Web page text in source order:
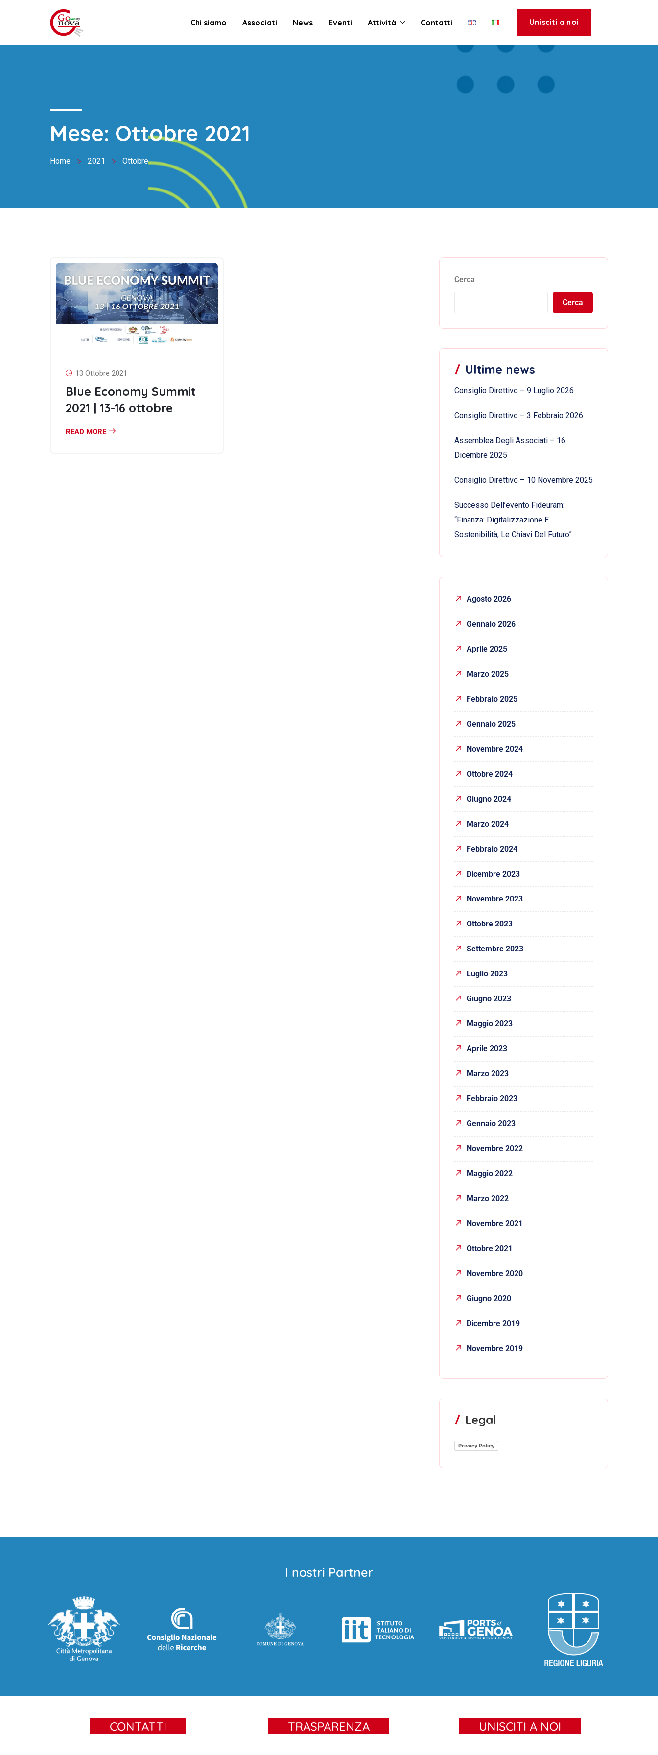
Chi siamo Associati News Eventi Attività Contatti Unisciti a noi
Mese: Ottobre 2021
Home 2021 Ottobre
13 Ottobre 2021
Blue Economy Summit
2021 | 13-16 ottobre
READ MORE
Cerca
Cerca
Ultime news
Consiglio Direttivo – 9 Luglio 2026
Consiglio Direttivo – 3 Febbraio 2026
Assemblea Degli Associati – 16
Dicembre 2025
Consiglio Direttivo – 10 Novembre 2025
Successo Dell’evento Fideuram:
“Finanza: Digitalizzazione E
Sostenibilità, Le Chiavi Del Futuro”
Agosto 2026
Gennaio 2026
Aprile 2025
Marzo 2025
Febbraio 2025
Gennaio 2025
Novembre 2024
Ottobre 2024
Giugno 2024
Marzo 2024
Febbraio 2024
Dicembre 2023
Novembre 2023
Ottobre 2023
Settembre 2023
Luglio 2023
Giugno 2023
Maggio 2023
Aprile 2023
Marzo 2023
Febbraio 2023
Gennaio 2023
Novembre 2022
Maggio 2022
Marzo 2022
Novembre 2021
Ottobre 2021
Novembre 2020
Giugno 2020
Dicembre 2019
Novembre 2019
Legal
Privacy Policy
I nostri Partner
CONTATTI TRASPARENZA UNISCITI A NOI